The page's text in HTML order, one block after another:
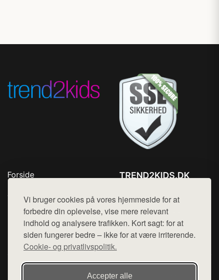
Vi bruger cookies på vores hjemmeside for at
forbedre din oplevelse, vise mere relevant
indhold og analysere trafikken. Kort sagt: for at
siden fungerer bedre – ikke for at være irriterende.
Cookie- og privatlivspolitik.
Accepter alle
Forside
Top Rabatter
Blog
Kontakt
TREND2KIDS.DK
Mail: hej@want.dk
Cookie- og privatlivspolitik
Denne side er en del af want.dk, der udgiver en række